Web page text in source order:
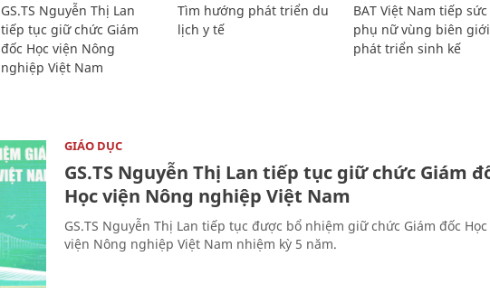
GS.TS Nguyễn Thị Lan
tiếp tục giữ chức Giám
đốc Học viện Nông
nghiệp Việt Nam
Tìm hướng phát triển du
lịch y tế
BAT Việt Nam tiếp sức
phụ nữ vùng biên giới
phát triển sinh kế
GIÁO DỤC
GS.TS Nguyễn Thị Lan tiếp tục giữ chức Giám
Học viện Nông nghiệp Việt Nam
GS.TS Nguyễn Thị Lan tiếp tục được bổ nhiệm giữ chức Giám đốc Học
viện Nông nghiệp Việt Nam nhiệm kỳ 5 năm.